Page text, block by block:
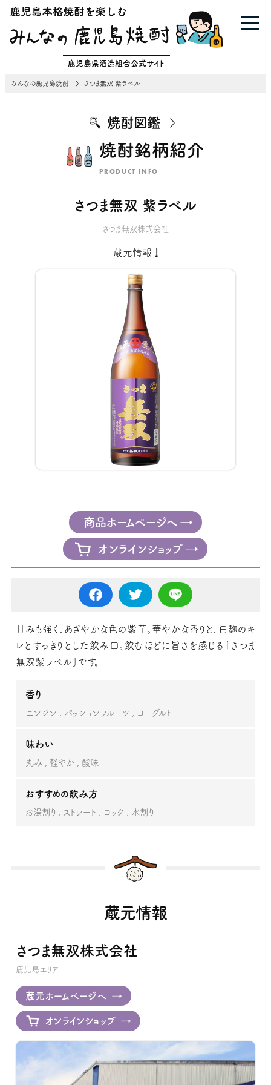
鹿児島県酒造組合公式サイト
みんなの鹿児島焼酎 さつま無双 紫ラベル
焼酎図鑑
焼酎銘柄紹介
PRODUCT INFO
さつま無双 紫ラベル
さつま無双株式会社
蔵元情報
商品ホームページへ
オンラインショップ
甘みも強く、あざやかな色の紫芋。華やかな香りと、白麹のキ
レとすっきりとした飲み口。飲むほどに旨さを感じる「さつま
無双紫ラベル」です。
香り
ニンジン パッションフルーツ ヨーグルト
味わい
丸み 軽やか 酸味
おすすめの飲み方
お湯割り ストレート ロック 水割り
蔵元情報
さつま無双株式会社
鹿児島エリア
蔵元ホームページへ
オンラインショップ